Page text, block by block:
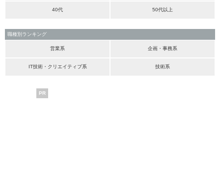
40代 50代以上
職種別ランキング
営業系 企画・事務系
IT技術・クリエイティブ系 技術系
PR